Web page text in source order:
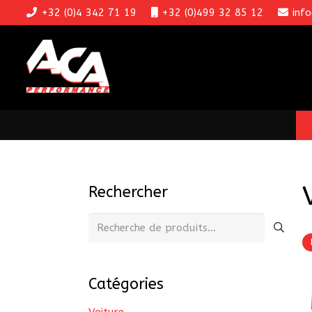
+32 (0)4 342 71 19 +32 (0)499 32 85 12
Rechercher
Recherche
Catégories